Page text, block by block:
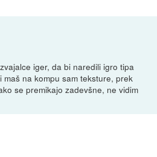
iger, da bi naredili igro tipa
na kompu sam teksture, prek
se premikajo zadevšne, ne vidim